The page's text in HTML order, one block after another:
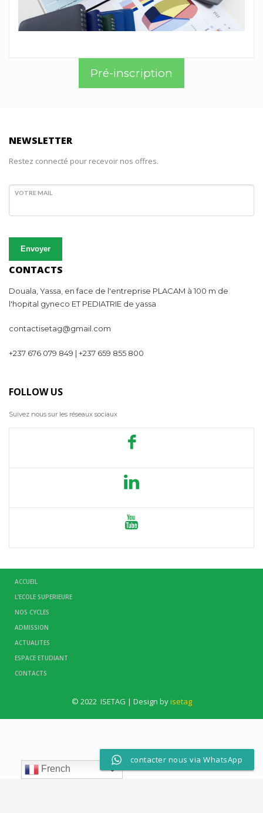
Pré-inscription
NEWSLETTER
Restez connecté pour recevoir nos offres.
VOTRE MAIL
Envoyer
CONTACTS
Douala, Yassa, en face de l'entreprise PLACAM à 100 m de
l'hopital gyneco ET PEDIATRIE de yassa
contactisetag@gmail.com
+237 676 079 849 | +237 659 855 800
FOLLOW US
Suivez nous sur les réseaux sociaux
ACCUEIL
L’ECOLE SUPERIEURE
NOS CYCLES
ADMISSION
ACTUALITES
ESPACE ETUDIANT
CONTACTS
© 2022 ISETAG | Design byisetag
French
contacter nous via WhatsApp